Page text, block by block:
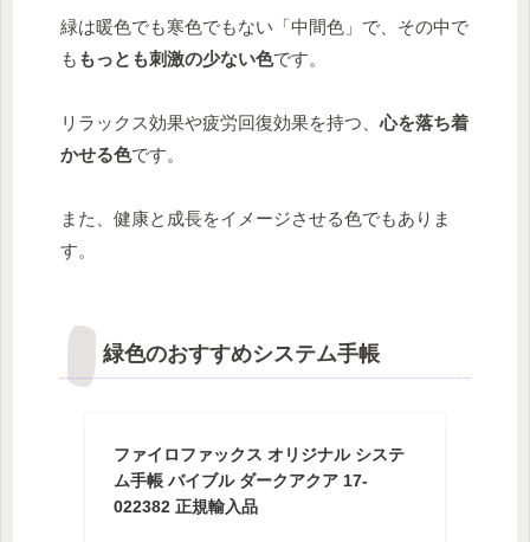
緑は暖色でも寒色でもない「中間色」で、その中で
も もっとも刺激の少ない色です。
リラックス効果や疲労回復効果を持つ、心を落ち着
かせる色です。
また、健康と成長をイメージさせる色でもありま
す。
緑色のおすすめシステム手帳
ファイロファックス オリジナル システ
ム手帳 バイブル ダークアクア 17-
022382 正規輸入品